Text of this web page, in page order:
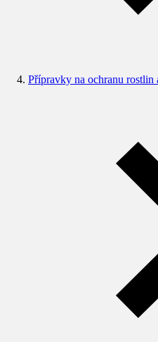
Přípravky na ochranu rostlin